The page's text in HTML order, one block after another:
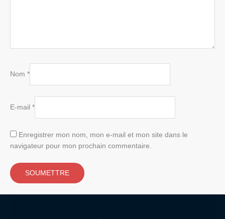
Nom *
E-mail *
Enregistrer mon nom, mon e-mail et mon site dans le
navigateur pour mon prochain commentaire.